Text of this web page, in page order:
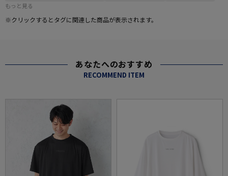
もっと見る
※クリックするとタグに関連した商品が表示されます。
あなたへのおすすめ
RECOMMEND ITEM